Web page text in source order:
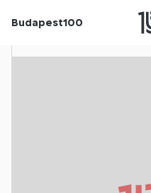
Budapest100